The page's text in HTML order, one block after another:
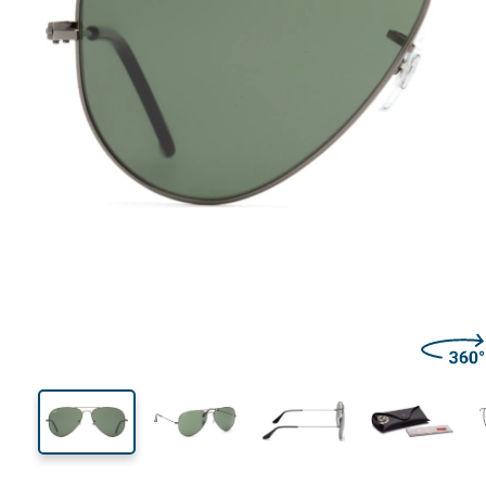
55 mm
Visina leće
58 mm
Širina leće